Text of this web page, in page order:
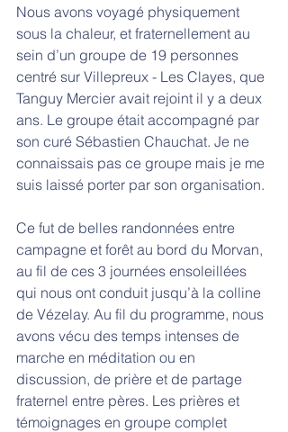
Nous avons voyagé physiquement
sous la chaleur, et fraternellement au
sein d’un groupe de 19 personnes
centré sur Villepreux - Les Clayes, que
Tanguy Mercier avait rejoint il y a deux
ans. Le groupe était accompagné par
son curé Sébastien Chauchat. Je ne
connaissais pas ce groupe mais je me
suis laissé porter par son organisation.
Ce fut de belles randonnées entre
campagne et forêt au bord du Morvan,
au fil de ces 3 journées ensoleillées
qui nous ont conduit jusqu’à la colline
de Vézelay. Au fil du programme, nous
avons vécu des temps intenses de
marche en méditation ou en
discussion, de prière et de partage
fraternel entre pères. Les prières et
témoignages en groupe complet